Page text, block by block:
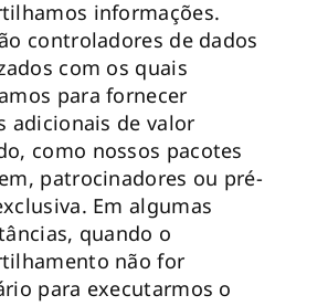
informações.
controladores de dados
com os quais
para fornecer
adicionais de valor
como nossos pacotes
patrocinadores ou pré-
Em algumas
quando o
não for
para executarmos o